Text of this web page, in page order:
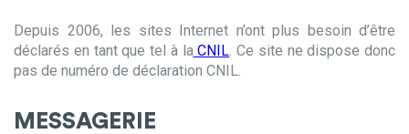
Depuis 2006, les sites Internet n’ont plus besoin d’être
déclarés en tant que tel à laCNIL. Ce site ne dispose donc
pas de numéro de déclaration CNIL.
MESSAGERIE